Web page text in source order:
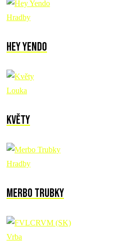
Hradby
Hey Yendo
Louka
Květy
Hradby
Merbo Trubky
Vrba